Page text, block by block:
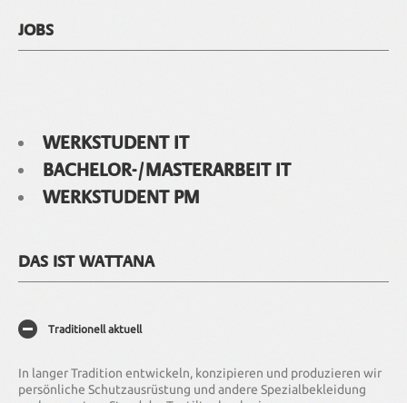
JOBS
WERKSTUDENT IT
BACHELOR-/MASTERARBEIT IT
WERKSTUDENT PM
DAS IST WATTANA
Traditionell aktuell
In langer Tradition entwickeln, konzipieren und produzieren wir
persönliche Schutzausrüstung und andere Spezialbekleidung